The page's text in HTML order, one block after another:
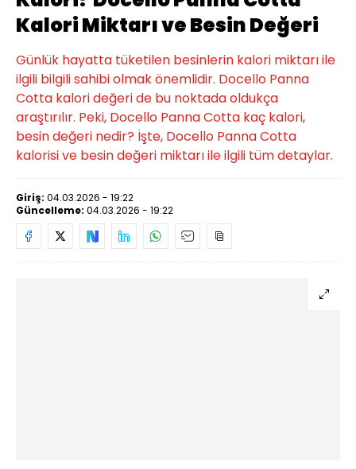
Kalori Miktarı ve Besin Değeri
Günlük hayatta tüketilen besinlerin kalori miktarı ile
ilgili bilgili sahibi olmak önemlidir. Docello Panna
Cotta kalori değeri de bu noktada oldukça
araştırılır. Peki, Docello Panna Cotta kaç kalori,
besin değeri nedir? İşte, Docello Panna Cotta
kalorisi ve besin değeri miktarı ile ilgili tüm detaylar.
Giriş: 04.03.2026 - 19:22
Güncelleme: 04.03.2026 - 19:22